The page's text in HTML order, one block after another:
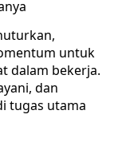
untuk
dalam bekerja.
dan
tugas utama